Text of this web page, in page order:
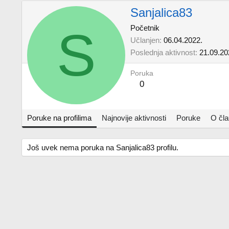
S
Sanjalica83
Početnik
Učlanjen 06.04.2022.
Poslednja aktivnost
Poruka
0
Poruke na profilima Najnovije aktivnosti Poruke O
Još uvek nema poruka na Sanjalica83 profilu.